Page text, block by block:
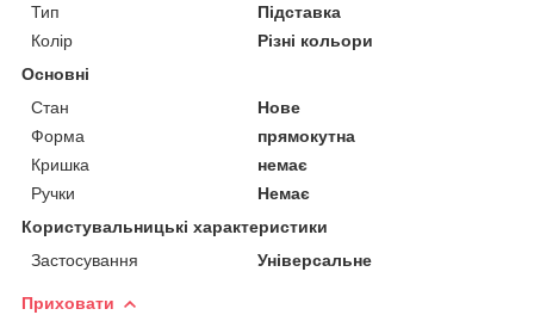
Тип
Підставка
Колір
Різні кольори
Основні
Стан
Нове
Форма
прямокутна
Кришка
немає
Ручки
Немає
Користувальницькі характеристики
Застосування
Універсальне
Приховати